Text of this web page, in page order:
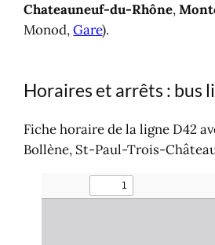
Chateauneuf-du-Rhône,
Monod,Gare).
Horaires et arrêts : bus
Fiche horaire de la ligne D42
Bollène, St-Paul-Trois-